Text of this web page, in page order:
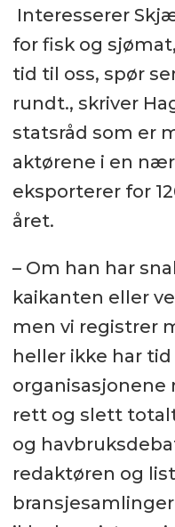
Interesserer
for fisk og
tid til oss, spør
rundt., skriver
statsråd som er
aktørene i en
eksporterer for
året.
– Om han har
kaikanten eller
men vi registrer
heller ikke har tid
organisasjonene
rett og slett
og
redaktøren og